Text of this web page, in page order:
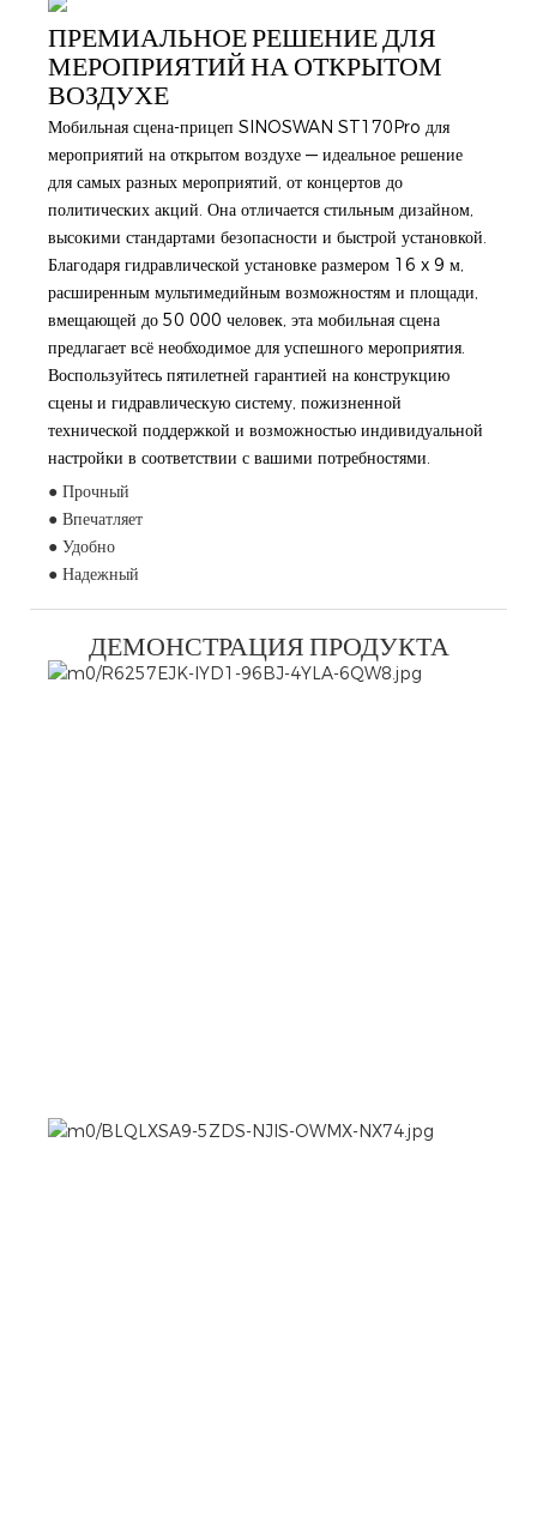
ПРЕМИАЛЬНОЕ РЕШЕНИЕ ДЛЯ
МЕРОПРИЯТИЙ НА ОТКРЫТОМ
ВОЗДУХЕ
Мобильная сцена-прицеп SINOSWAN ST170Pro для
мероприятий на открытом воздухе — идеальное решение
для самых разных мероприятий, от концертов до
политических акций. Она отличается стильным дизайном,
высокими стандартами безопасности и быстрой установкой.
Благодаря гидравлической установке размером 16 x 9 м,
расширенным мультимедийным возможностям и площади,
вмещающей до 50 000 человек, эта мобильная сцена
предлагает всё необходимое для успешного мероприятия.
Воспользуйтесь пятилетней гарантией на конструкцию
сцены и гидравлическую систему, пожизненной
технической поддержкой и возможностью индивидуальной
настройки в соответствии с вашими потребностями.
● Прочный
● Впечатляет
● Удобно
● Надежный
ДЕМОНСТРАЦИЯ ПРОДУКТА